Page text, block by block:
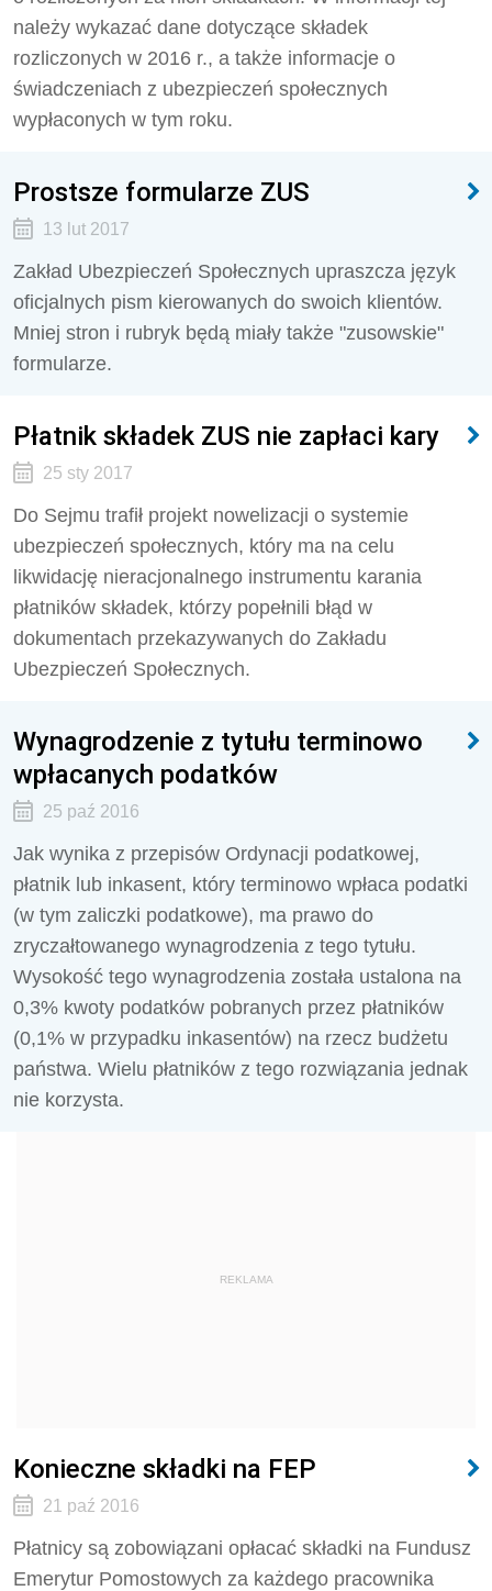
należy wykazać dane dotyczące składek
rozliczonych w 2016 r., a także informacje o
świadczeniach z ubezpieczeń społecznych
wypłaconych w tym roku.
Prostsze formularze ZUS
13 lut 2017
Zakład Ubezpieczeń Społecznych upraszcza język
oficjalnych pism kierowanych do swoich klientów.
Mniej stron i rubryk będą miały także "zusowskie"
formularze.
Płatnik składek ZUS nie zapłaci kary
25 sty 2017
Do Sejmu trafił projekt nowelizacji o systemie
ubezpieczeń społecznych, który ma na celu
likwidację nieracjonalnego instrumentu karania
płatników składek, którzy popełnili błąd w
dokumentach przekazywanych do Zakładu
Ubezpieczeń Społecznych.
Wynagrodzenie z tytułu terminowo
wpłacanych podatków
25 paź 2016
Jak wynika z przepisów Ordynacji podatkowej,
płatnik lub inkasent, który terminowo wpłaca podatki
(w tym zaliczki podatkowe), ma prawo do
zryczałtowanego wynagrodzenia z tego tytułu.
Wysokość tego wynagrodzenia została ustalona na
0,3% kwoty podatków pobranych przez płatników
(0,1% w przypadku inkasentów) na rzecz budżetu
państwa. Wielu płatników z tego rozwiązania jednak
nie korzysta.
REKLAMA
Konieczne składki na FEP
21 paź 2016
Płatnicy są zobowiązani opłacać składki na Fundusz
Emerytur Pomostowych za każdego pracownika